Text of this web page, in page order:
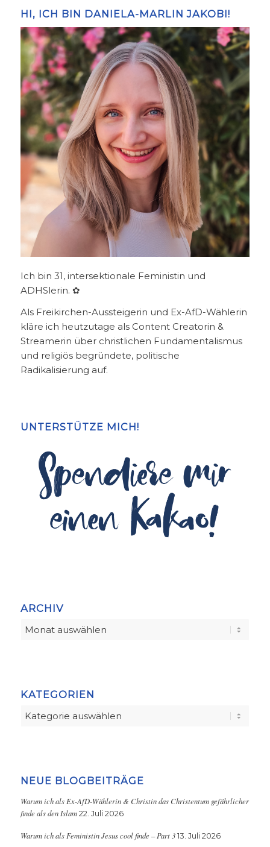
HI, ICH BIN DANIELA-MARLIN JAKOBI!
Ich bin 31, intersektionale Feministin und
ADHSlerin. ✿
Als Freikirchen-Aussteigerin und Ex-AfD-Wählerin
kläre ich heutzutage als Content Creatorin &
Streamerin über christlichen Fundamentalismus
und religiös begründete, politische
Radikalisierung auf.
UNTERSTÜTZE MICH!
ARCHIV
KATEGORIEN
Kategorien
NEUE BLOGBEITRÄGE
Warum ich als Ex-AfD-Wählerin & Christin das Christentum gefährlicher
finde als den Islam 22. Juli 2026
Warum ich als Feministin Jesus cool finde – Part 3 13. Juli 2026